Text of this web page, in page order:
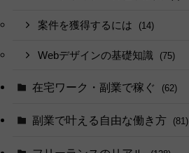
案件を獲得するには (14)
Webデザインの基礎知識 (75)
在宅ワーク・副業で稼ぐ (62)
副業で叶える自由な働き方 (81)